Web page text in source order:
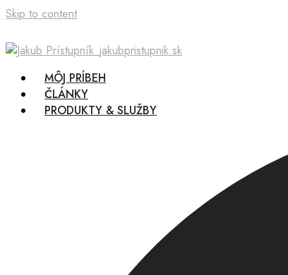
Skip to content
MÔJ PRÍBEH
ČLÁNKY
PRODUKTY & SLUŽBY